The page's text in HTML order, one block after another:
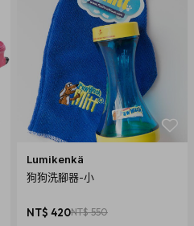
Lumikenkä
狗狗洗腳器-小
NT$ 420NT$ 550